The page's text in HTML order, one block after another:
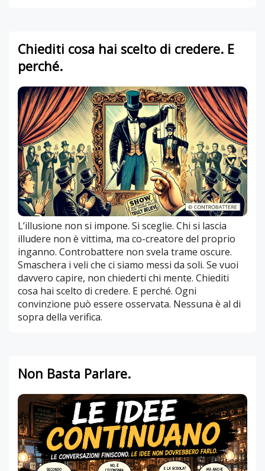
Chiediti cosa hai scelto di credere. E
perché.
L’illusione non si impone. Si sceglie. Chi si lascia
illudere non è vittima, ma co-creatore del proprio
inganno. Controbattere non svela trame oscure.
Smaschera i veli che ci siamo messi da soli. Se vuoi
davvero capire, non chiederti chi mente. Chiediti
cosa hai scelto di credere. E perché. Ogni
convinzione può essere osservata. Nessuna è al di
sopra della verifica.
Non Basta Parlare.